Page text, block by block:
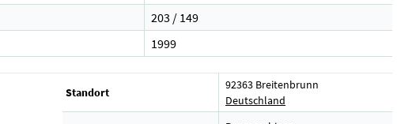
203 / 149
1999
Standort
92363 Breitenbrunn
Deutschland